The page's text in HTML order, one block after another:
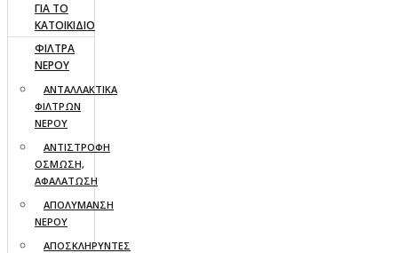
ΓΙΑ ΤΟ
ΚΑΤΟΙΚΙΔΙΟ
ΦΙΛΤΡΑ
ΝΕΡΟΥ
ΑΝΤΑΛΛΑΚΤΙΚΑ
ΦΙΛΤΡΩΝ
ΝΕΡΟΥ
ΑΝΤΙΣΤΡΟΦΗ
ΟΣΜΩΣΗ,
ΑΦΑΛΑΤΩΣΗ
ΑΠΟΛΥΜΑΝΣΗ
ΝΕΡΟΥ
ΑΠΟΣΚΛΗΡΥΝΤΕΣ